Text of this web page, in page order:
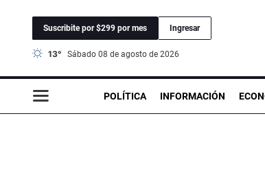
Suscribite por $299 por mes Ingresar
13° sábado 08 de agosto de 2026
POLÍTICA INFORMACIÓN